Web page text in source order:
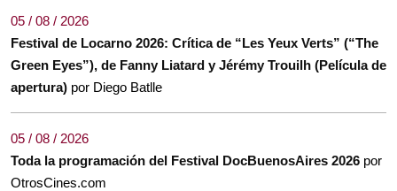
05 / 08 / 2026
Festival de Locarno 2026: Crítica de “Les Yeux Verts” (“The
Green Eyes”), de Fanny Liatard y Jérémy Trouilh (Película de
apertura) por Diego Batlle
05 / 08 / 2026
Toda la programación del Festival DocBuenosAires 2026 por
OtrosCines.com